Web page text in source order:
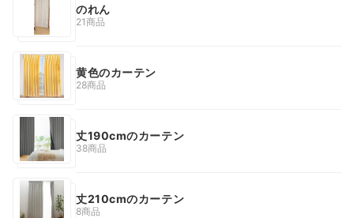
のれん
21商品
黄色のカーテン
28商品
丈190cmのカーテン
38商品
丈210cmのカーテン
8商品